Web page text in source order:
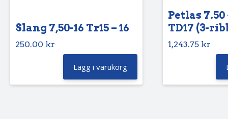
Slang 7,50-16 Tr15 – 16
250.00 kr
Lägg i varukorg
Petlas 7.50
TD17 (3-
1,243.75 kr